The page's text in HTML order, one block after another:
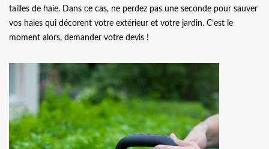
tailles de haie. Dans ce cas, ne perdez pas une seconde pour sauver
vos haies qui décorent votre extérieur et votre jardin. C’est le
moment alors, demander votre devis !